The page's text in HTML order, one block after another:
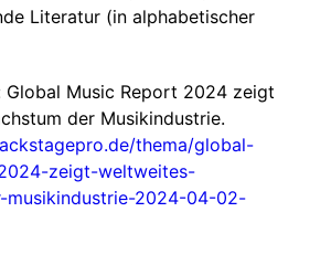
Literatur (in alphabetischer
Global Music Report 2024 zeigt
der Musikindustrie.
thema/global-
zeigt-weltweites-
musikindustrie-2024-04-02-